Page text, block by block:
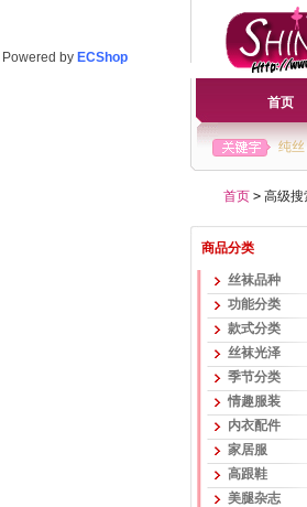
首页
纯丝
首页 >高级搜
商品分类
丝袜品种
功能分类
款式分类
丝袜光泽
季节分类
情趣服装
内衣配件
家居服
高跟鞋
美腿杂志
Powered by ECShop